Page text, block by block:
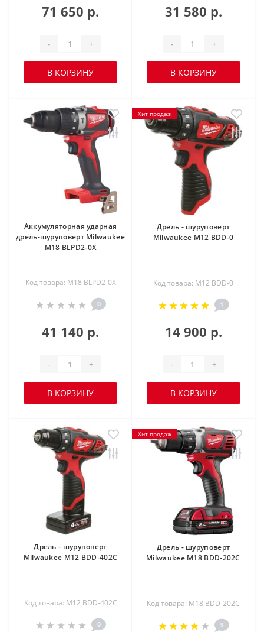
71 650 р.
- +
В КОРЗИНУ
31 580 р.
- +
В КОРЗИНУ
Аккумуляторная ударная
дрель-шуруповерт Milwaukee
M18 BLPD2-0X
Код товара: M18 BLPD2-0X
0
41 140 р.
- +
В КОРЗИНУ
Хит продаж
Дрель - шуруповерт
Milwaukee M12 BDD-0
Код товара: M12 BDD-0
1
14 900 р.
- +
В КОРЗИНУ
Дрель - шуруповерт
Milwaukee M12 BDD-402С
Код товара: M12 BDD-402C
0
Хит продаж
Дрель - шуруповерт
Milwaukee M18 BDD-202C
Код товара: M18 BDD-202C
3